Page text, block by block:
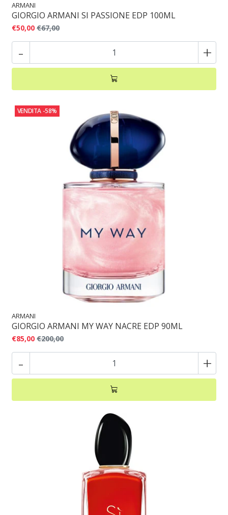
ARMANI
GIORGIO ARMANI SI PASSIONE EDP 100ML
€50,00 €67,00
- +
VENDITA -58%
ARMANI
GIORGIO ARMANI MY WAY NACRE EDP 90ML
€85,00 €200,00
- +